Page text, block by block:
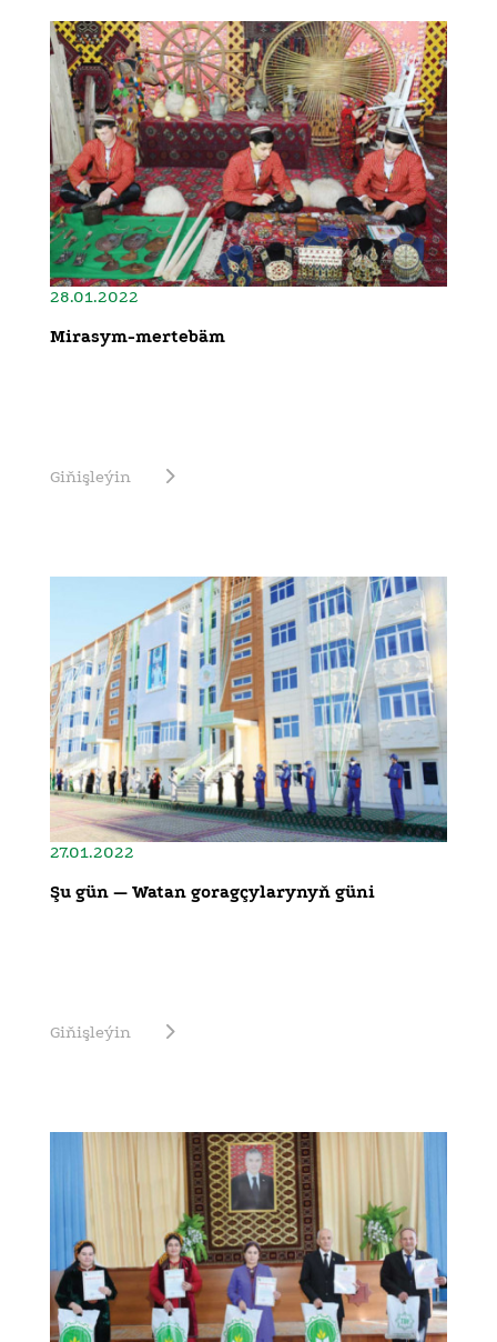
28.01.2022
Mirasym-mertebäm
Giňişleýin
27.01.2022
Şu gün — Watan goragçylarynyň güni
Giňişleýin